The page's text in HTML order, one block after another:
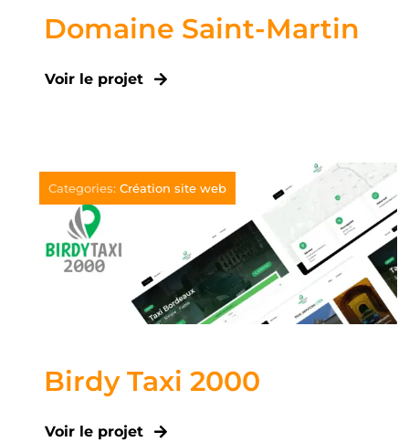
Domaine Saint-Martin
Voir le projet
Categories:Création site web
Birdy Taxi 2000
Voir le projet